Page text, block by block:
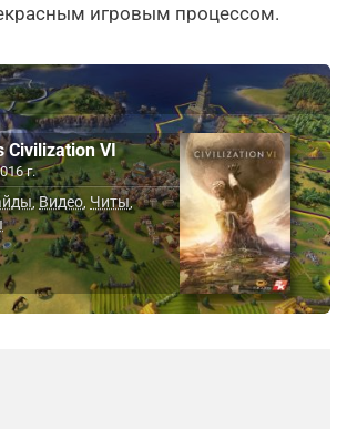
игровым процессом.
Civilization VI
г.
,Видео, Читы,